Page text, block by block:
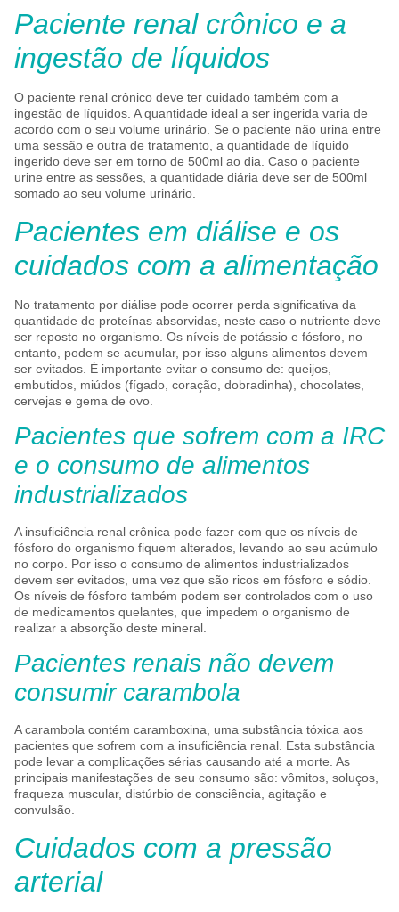
Paciente renal crônico e a
ingestão de líquidos
O paciente renal crônico deve ter cuidado também com a
ingestão de líquidos. A quantidade ideal a ser ingerida varia de
acordo com o seu volume urinário. Se o paciente não urina entre
uma sessão e outra de tratamento, a quantidade de líquido
ingerido deve ser em torno de 500ml ao dia. Caso o paciente
urine entre as sessões, a quantidade diária deve ser de 500ml
somado ao seu volume urinário.
Pacientes em diálise e os
cuidados com a alimentação
No tratamento por diálise pode ocorrer perda significativa da
quantidade de proteínas absorvidas, neste caso o nutriente deve
ser reposto no organismo. Os níveis de potássio e fósforo, no
entanto, podem se acumular, por isso alguns alimentos devem
ser evitados. É importante evitar o consumo de: queijos,
embutidos, miúdos (fígado, coração, dobradinha), chocolates,
cervejas e gema de ovo.
Pacientes que sofrem com a IRC
e o consumo de alimentos
industrializados
A insuficiência renal crônica pode fazer com que os níveis de
fósforo do organismo fiquem alterados, levando ao seu acúmulo
no corpo. Por isso o consumo de alimentos industrializados
devem ser evitados, uma vez que são ricos em fósforo e sódio.
Os níveis de fósforo também podem ser controlados com o uso
de medicamentos quelantes, que impedem o organismo de
realizar a absorção deste mineral.
Pacientes renais não devem
consumir carambola
A carambola contém caramboxina, uma substância tóxica aos
pacientes que sofrem com a insuficiência renal. Esta substância
pode levar a complicações sérias causando até a morte. As
principais manifestações de seu consumo são: vômitos, soluços,
fraqueza muscular, distúrbio de consciência, agitação e
convulsão.
Cuidados com a pressão
arterial